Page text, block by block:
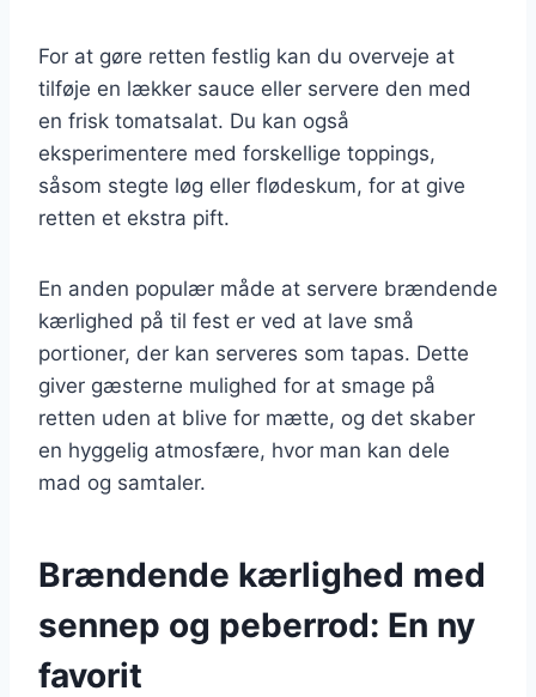
For at gøre retten festlig kan du overveje at
tilføje en lækker sauce eller servere den med
en frisk tomatsalat. Du kan også
eksperimentere med forskellige toppings,
såsom stegte løg eller flødeskum, for at give
retten et ekstra pift.
En anden populær måde at servere brændende
kærlighed på til fest er ved at lave små
portioner, der kan serveres som tapas. Dette
giver gæsterne mulighed for at smage på
retten uden at blive for mætte, og det skaber
en hyggelig atmosfære, hvor man kan dele
mad og samtaler.
Brændende kærlighed med
sennep og peberrod: En ny
favorit